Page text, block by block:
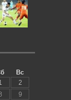
Вс
2
9